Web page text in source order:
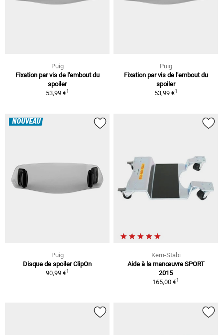
Puig
Fixation par vis de l'embout du
spoiler
53,99 €1
Puig
Fixation par vis de l'embout du
spoiler
53,99 €1
NOUVEAU
Puig
Disque de spoiler ClipOn
90,99 €1
Kern-Stabi
Aide à la manœuvre SPORT
2015
165,00 €1